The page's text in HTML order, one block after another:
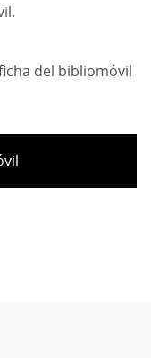
del bibliomóvil